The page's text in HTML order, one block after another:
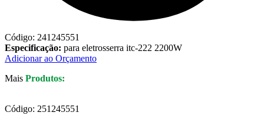
Código: 241245551
Especificação: para eletrosserra itc-222 2200W
Adicionar ao Orçamento
Mais Produtos:
Código: 251245551